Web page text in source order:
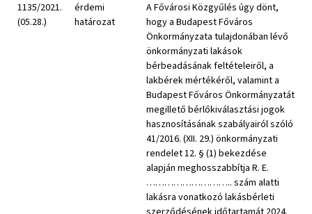
1135/2021.
(05.28.)
érdemi
határozat
A Fővárosi Közgyűlés úgy dönt,
hogy a Budapest Főváros
Önkormányzata tulajdonában lévő
önkormányzati lakások
bérbeadásának feltételeiről, a
lakbérek mértékéről, valamint a
Budapest Főváros Önkormányzatát
megillető bérlőkiválasztási jogok
hasznosításának szabályairól szóló
41/2016. (XII. 29.) önkormányzati
rendelet 12. § (1) bekezdése
alapján meghosszabbítja R. E.
……………………….. szám alatti
lakásra vonatkozó lakásbérleti